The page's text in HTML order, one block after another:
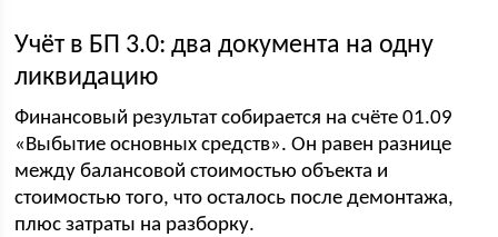
Учёт в БП 3.0: два документа на одну
ликвидацию
Финансовый результат собирается на счёте 01.09
«Выбытие основных средств». Он равен разнице
между балансовой стоимостью объекта и
стоимостью того, что осталось после демонтажа,
плюс затраты на разборку.